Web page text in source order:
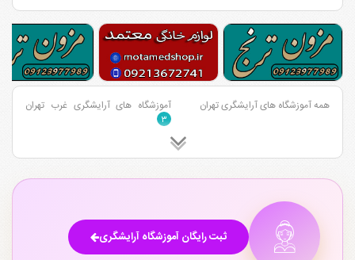
همه آموزشگاه های آرایشگری تهران آموزشگاه های آرایشگری غرب تهران
۳
ثبت رایگان آموزشگاه آرایشگری